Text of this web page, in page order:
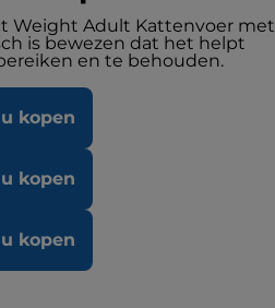
Weight Adult Kattenvoer met
is bewezen dat het helpt
en te behouden.
kopen
kopen
kopen